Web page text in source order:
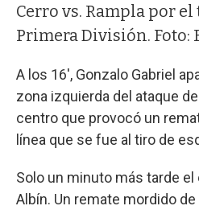
Cerro vs. Rampla por
Primera División. Foto:
A los 16', Gonzalo Gabriel
zona izquierda del ataque
centro que provocó un
línea que se fue al tiro de
Solo un minuto más tarde
Albín. Un remate mordido de